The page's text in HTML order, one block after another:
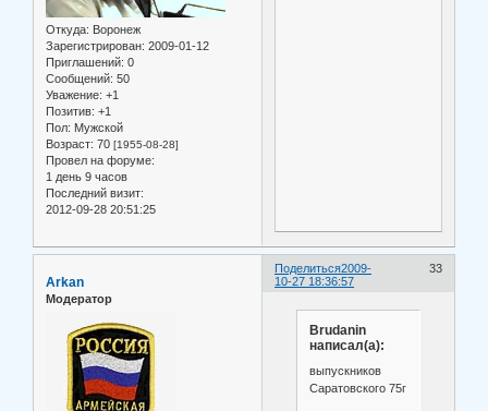
Откуда: Воронеж
Зарегистрирован: 2009-01-12
Приглашений: 0
Сообщений: 50
Уважение: +1
Позитив: +1
Пол: Мужской
Возраст: 70 [1955-08-28]
Провел на форуме:
1 день 9 часов
Последний визит:
2012-09-28 20:51:25
Поделиться 33
2009-
10-27 18:36:57
Arkan
Модератор
Brudanin
написал(а):
выпускников
Саратовского 75г